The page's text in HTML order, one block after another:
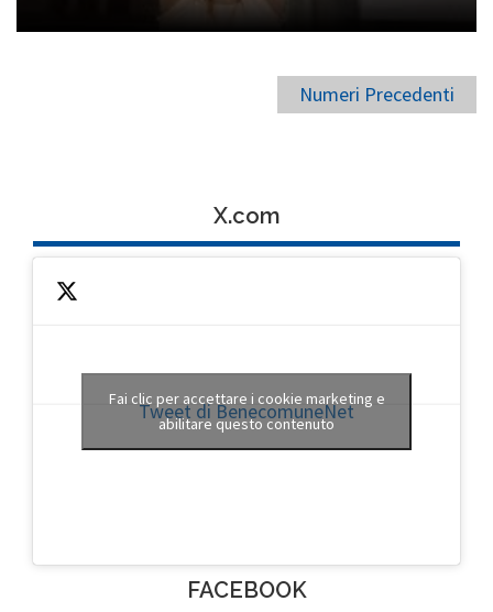
Numeri Precedenti
X.com
Tweet di BenecomuneNet
Fai clic per accettare i cookie marketing e
abilitare questo contenuto
FACEBOOK